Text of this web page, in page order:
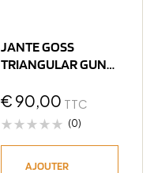
JANTE GOSS
TRIANGULAR GUN
5×139.7 ET0 CB110
€ 90,00 TTC
(0)
AJOUTER